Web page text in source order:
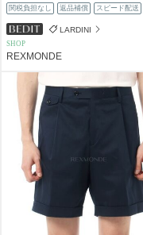
関税負担なし 返品補償 スピード配送
LARDINI
SHOP
REXMONDE